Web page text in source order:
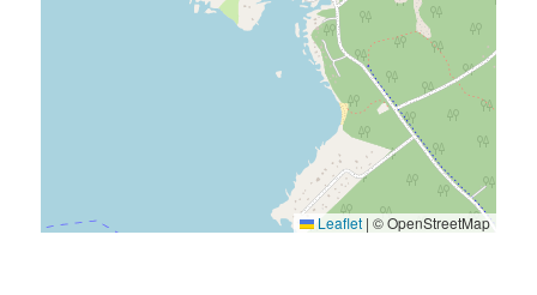
Leaflet | © OpenStreetMap